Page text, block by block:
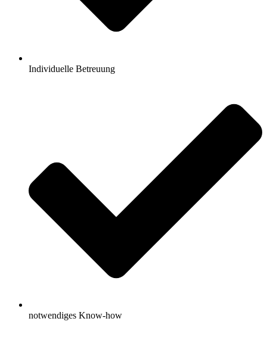
Individuelle Betreuung
notwendiges Know-how